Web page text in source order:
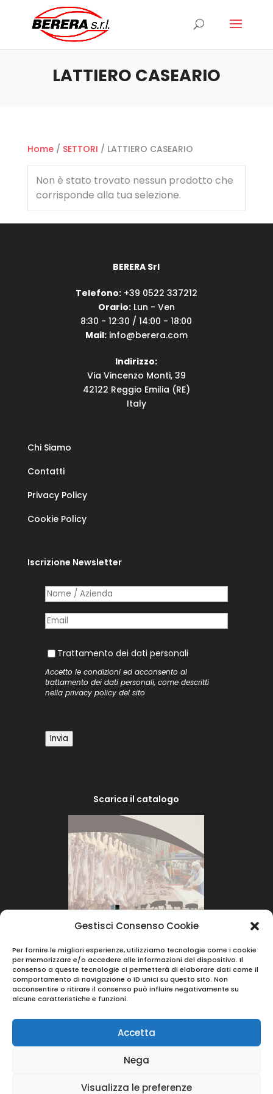
Gestisci Consenso Cookie
Per fornire le migliori esperienze, utilizziamo tecnologie come i cookie
per memorizzare e/o accedere alle informazioni del dispositivo. Il
consenso a queste tecnologie ci permetterà di elaborare dati come il
comportamento di navigazione o ID unici su questo sito. Non
acconsentire o ritirare il consenso può influire negativamente su
alcune caratteristiche e funzioni.
Accetta
Nega
Visualizza le preferenze
prodotti
LATTIERO CASEARIO
Home/ SETTORI / LATTIERO CASEARIO
Non è stato trovato nessun prodotto che
corrisponde alla tua selezione.
BERERA Srl
Telefono:+39 0522 337212
Orario:Lun - Ven
8:30 - 12:30 / 14:00 - 18:00
Mail:info@berera.com
Indirizzo:
Via Vincenzo Monti, 39
42122 Reggio Emilia (RE)
Italy
Chi Siamo
Contatti
Privacy Policy
Cookie Policy
Iscrizione Newsletter
Nome /​ Azienda
Posta elettronica
Trattamento dei dati personali
Trattamento dei dati personali
Accetto le condizioni ed acconsento al
trattamento dei dati personali, come descritti
nella privacy policydel sito
Invia
Scarica il catalogo
Berera Srl- Via Vincenzo Monti 39 -